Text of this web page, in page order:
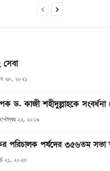
সেবা
২৮, ২০২১
ড. কাজী শহীদুল্লাহকে সংবর্ধনা
২২, ২০১৯
পরিচালক পর্ষদের ৩৫৬তম সভা
২১, ২০২৩